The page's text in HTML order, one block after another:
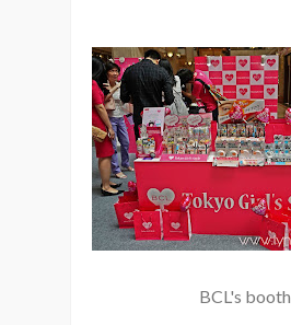
BCL's booth